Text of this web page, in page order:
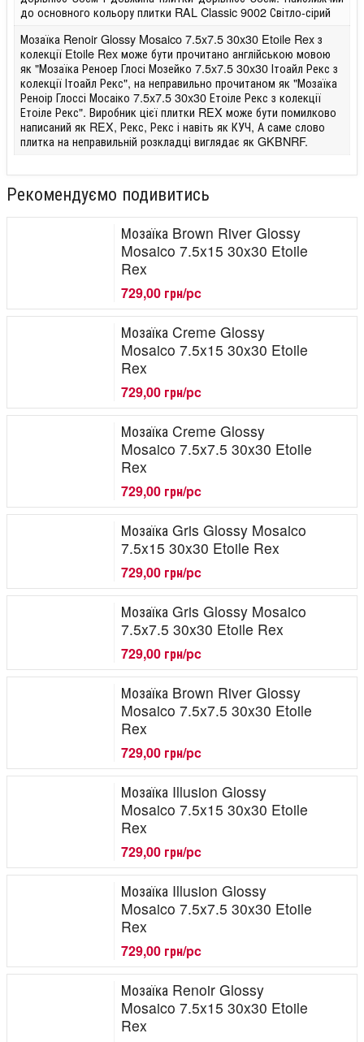
до основного кольору плитки RAL Classic 9002 Світло-сірий
Мозаїка Renoir Glossy Mosaico 7.5x7.5 30x30 Etoile Rex з
колекції Etoile Rex може бути прочитано англійською мовою
як "Мозаїка Реноер Глосі Мозейко 7.5x7.5 30x30 Ітоайл Рекс з
колекції Ітоайл Рекс", на неправильно прочитаном як "Мозаїка
Реноір Глоссі Мосаіко 7.5x7.5 30x30 Етоіле Рекс з колекції
Етоіле Рекс". Виробник цієї плитки REX може бути помилково
написаний як REX, Рекс, Рекс і навіть як КУЧ, А саме слово
плитка на неправильній розкладці виглядає як GKBNRF.
Рекомендуємо подивитись
Мозаїка Brown River Glossy
Mosaico 7.5x15 30x30 Etoile
Rex
729,00 грн/pc
Мозаїка Creme Glossy
Mosaico 7.5x15 30x30 Etoile
Rex
729,00 грн/pc
Мозаїка Creme Glossy
Mosaico 7.5x7.5 30x30 Etoile
Rex
729,00 грн/pc
Мозаїка Gris Glossy Mosaico
7.5x15 30x30 Etoile Rex
729,00 грн/pc
Мозаїка Gris Glossy Mosaico
7.5x7.5 30x30 Etoile Rex
729,00 грн/pc
Мозаїка Brown River Glossy
Mosaico 7.5x7.5 30x30 Etoile
Rex
729,00 грн/pc
Мозаїка Illusion Glossy
Mosaico 7.5x15 30x30 Etoile
Rex
729,00 грн/pc
Мозаїка Illusion Glossy
Mosaico 7.5x7.5 30x30 Etoile
Rex
729,00 грн/pc
Мозаїка Renoir Glossy
Mosaico 7.5x15 30x30 Etoile
Rex